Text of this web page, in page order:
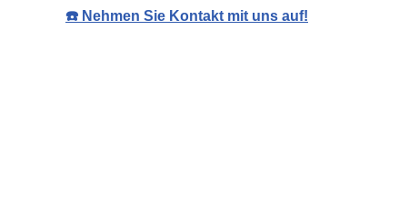
☎️ Nehmen Sie Kontakt mit uns auf!